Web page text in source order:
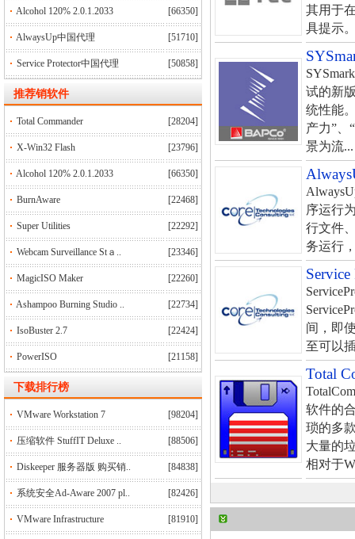
Alcohol 120% 2.0.1.2033 [66350]
AlwaysUp中国代理 [51710]
Service Protector中国代理 [50858]
推荐销软件
Total Commander [28204]
X-Win32 Flash [23796]
Alcohol 120% 2.0.1.2033 [66350]
BurnAware [22468]
Super Utilities [22292]
Webcam Surveillance Stａ.. [23346]
MagicISO Maker [22260]
Ashampoo Burning Studio .. [22734]
IsoBuster 2.7 [22424]
PowerISO [21158]
下载排行榜
VMware Workstation 7 [98204]
压缩软件 StuffIT Deluxe .. [88506]
Diskeeper 服务器版 购买销.. [84838]
系统安全Ad-Aware 2007 pl.. [82426]
VMware Infrastructure [81910]
其用于
具提示
试的新
统性能
产力”、
景为流...
序运行
行文件
务运行
间，即
至可以
Total
软件的
琐的多
大量的
相对于